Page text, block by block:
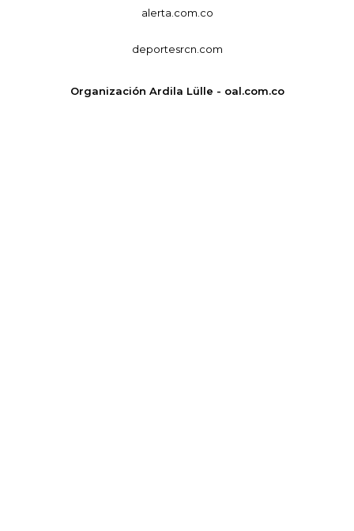
alerta.com.co
deportesrcn.com
Organización Ardila Lülle - oal.com.co